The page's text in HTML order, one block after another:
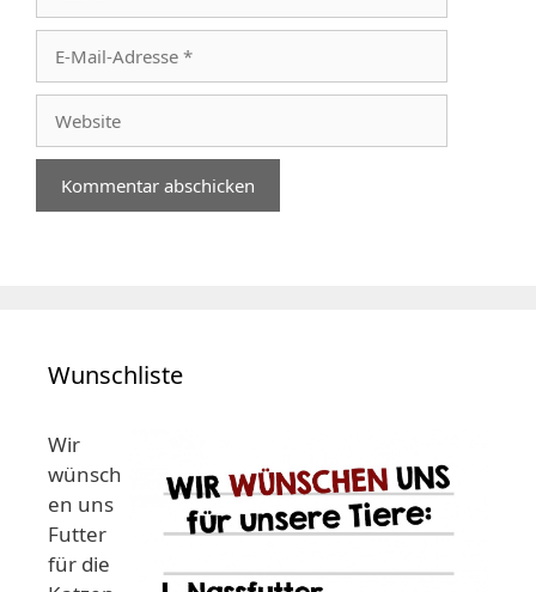
Mail-
Adresse
Wunschliste
Wir
wünsch
en uns
Futter
für die